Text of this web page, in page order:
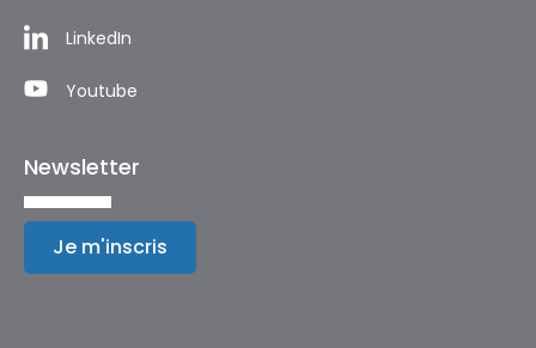
LinkedIn
Youtube
Newsletter
Je m'inscris